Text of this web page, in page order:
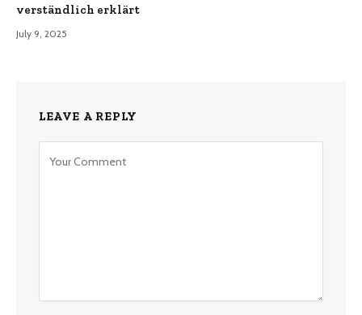
verständlich erklärt
July 9, 2025
LEAVE A REPLY